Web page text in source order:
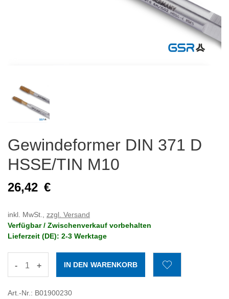
Gewindeformer DIN 371 D
HSSE/TIN M10
26,42 €
inkl. MwSt., zzgl. Versand
Verfügbar / Zwischenverkauf vorbehalten
Lieferzeit (DE): 2-3 Werktage
- +
Art.-Nr.: B01900230